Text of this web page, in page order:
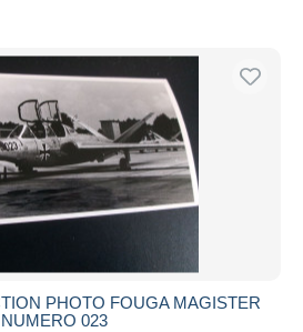
PHOTO FOUGA MAGISTER
NUMERO 023